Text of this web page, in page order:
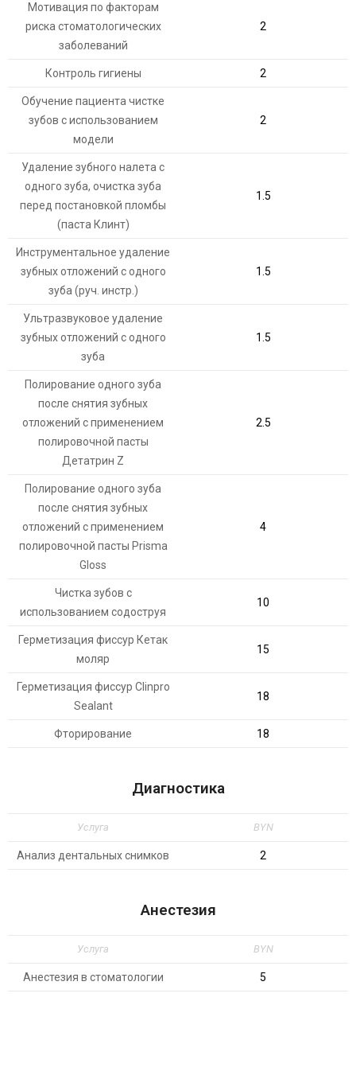
Мотивация по факторам
риска стоматологических
заболеваний
2
Контроль гигиены 2
Обучение пациента чистке
зубов с использованием
модели
2
Удаление зубного налета с
одного зуба, очистка зуба
перед постановкой пломбы
(паста Клинт)
1.5
Инструментальное удаление
зубных отложений с одного
зуба (руч. инстр.)
1.5
Ультразвуковое удаление
зубных отложений с одного
зуба
1.5
Полирование одного зуба
после снятия зубных
отложений с применением
полировочной пасты
Детатрин Z
2.5
Полирование одного зуба
после снятия зубных
отложений с применением
полировочной пасты Prisma
Gloss
4
Чистка зубов с
использованием содоструя
10
Герметизация фиссур Кетак
моляр
15
Герметизация фиссур Clinpro
Sealant
18
Фторирование 18
Диагностика
Услуга BYN
Анализ дентальных снимков 2
Анестезия
Услуга BYN
Анестезия в стоматологии 5